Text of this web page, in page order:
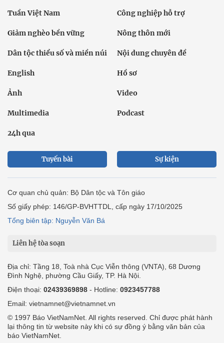
Tuần Việt Nam Công nghiệp hỗ trợ
Giảm nghèo bền vững Nông thôn mới
Dân tộc thiểu số và miền núi Nội dung chuyên đề
English Hồ sơ
Ảnh Video
Multimedia Podcast
24h qua
Tuyến bài Sự kiện
Cơ quan chủ quản: Bộ Dân tộc và Tôn giáo
Số giấy phép: 146/GP-BVHTTDL, cấp ngày 17/10/2025
Tổng biên tập: Nguyễn Văn Bá
Liên hệ tòa soạn
Địa chỉ: Tầng 18, Toà nhà Cục Viễn thông (VNTA), 68 Dương
Đình Nghệ, phường Cầu Giấy, TP. Hà Nội.
Điện thoại: 02439369898 - Hotline: 0923457788
Email: vietnamnet@vietnamnet.vn
© 1997 Báo VietNamNet. All rights reserved. Chỉ được phát hành
lại thông tin từ website này khi có sự đồng ý bằng văn bản của
báo VietNamNet.